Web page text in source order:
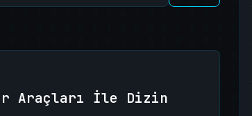
Araçları İle Dizin